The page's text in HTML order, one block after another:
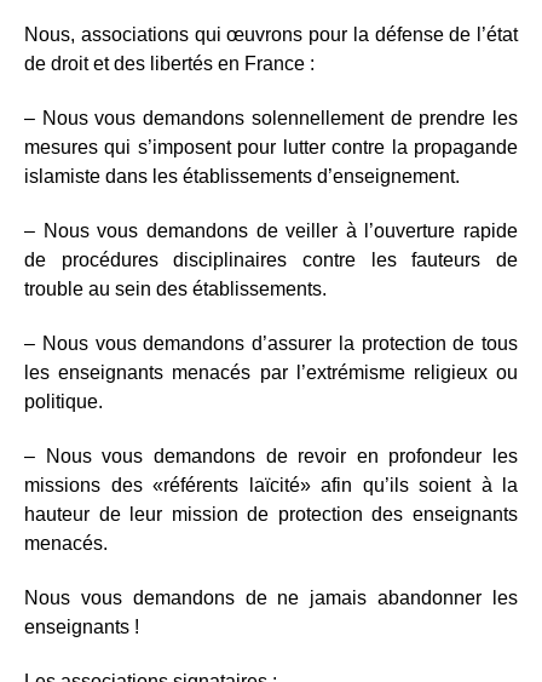
Nous, associations qui œuvrons pour la défense de l’état
de droit et des libertés en France :
– Nous vous demandons solennellement de prendre les
mesures qui s’imposent pour lutter contre la propagande
islamiste dans les établissements d’enseignement.
– Nous vous demandons de veiller à l’ouverture rapide
de procédures disciplinaires contre les fauteurs de
trouble au sein des établissements.
– Nous vous demandons d’assurer la protection de tous
les enseignants menacés par l’extrémisme religieux ou
politique.
– Nous vous demandons de revoir en profondeur les
missions des «référents laïcité» afin qu’ils soient à la
hauteur de leur mission de protection des enseignants
menacés.
Nous vous demandons de ne jamais abandonner les
enseignants !